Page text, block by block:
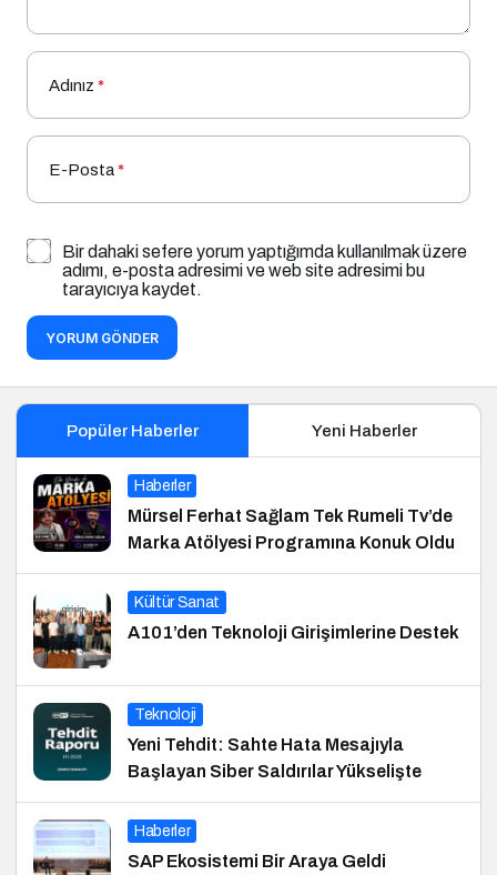
Adınız *
E-Posta*
Bir dahaki sefere yorum yaptığımda kullanılmak üzere
adımı, e-posta adresimi ve web site adresimi bu
tarayıcıya kaydet.
YORUM GÖNDER
Popüler Haberler Yeni Haberler
Haberler
Mürsel Ferhat Sağlam Tek Rumeli Tv’de
Marka Atölyesi Programına Konuk Oldu
Kültür Sanat
A101’den Teknoloji Girişimlerine Destek
Teknoloji
Yeni Tehdit: Sahte Hata Mesajıyla
Başlayan Siber Saldırılar Yükselişte
Haberler
SAP Ekosistemi Bir Araya Geldi